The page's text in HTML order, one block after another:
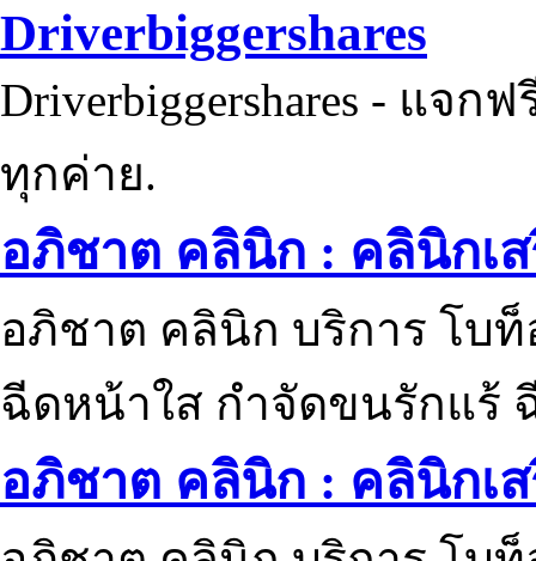
Driverbiggershares
Driverbiggershares - แจก
ทุกค่าย.
อภิชาต คลินิก : คลินิกเ
อภิชาต คลินิก บริการ โบ
ฉีดหน้าใส กำจัดขนรักแร้
อภิชาต คลินิก : คลินิกเ